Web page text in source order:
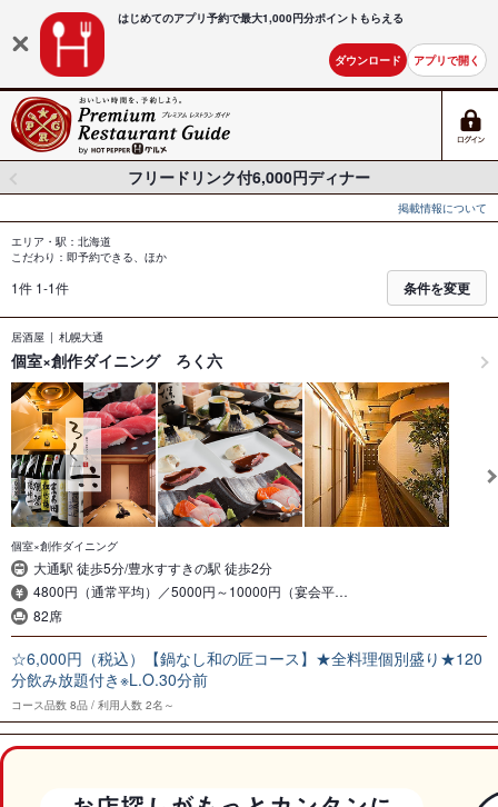
はじめてのアプリ予約で最大1,000円分ポイントもらえる
ダウンロード アプリで開く
フリードリンク付6,000円ディナー
掲載情報について
エリア・駅：北海道
こだわり：即予約できる、ほか
1件 1-1件 条件を変更
居酒屋 札幌大通
個室×創作ダイニング ろく六
個室×創作ダイニング
大通駅 徒歩5分/豊水すすきの駅 徒歩2分
4800円（通常平均）／5000円～10000円（宴会平…
82席
☆6,000円（税込）【鍋なし和の匠コース】★全料理個別盛り★120
分飲み放題付き※L.O.30分前
コース品数 8品 利用人数 2名～